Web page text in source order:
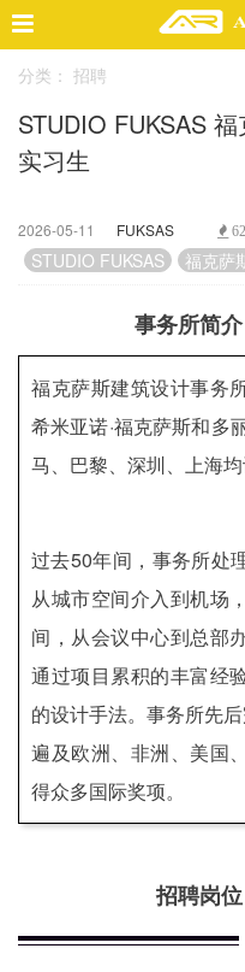
精选案例
建 筑
景 观
视 频
机 构
人 物
地 产
快速搜索
企业会员
关于投稿
广告投放
关于我们
联系我们
分类： 招聘
STUDIO FUKSAS
实习生
2026-05-11 FUKSAS
STUDIO FUKSAS 福克萨
事务所简
福克萨斯建筑设计事务
希米亚诺·福克萨斯和多
马、巴黎、深圳、上海均
过去50年间，事务所处
从城市空间介入到机场
间，从会议中心到总部
通过项目累积的丰富经
的设计手法。事务所先
遍及欧洲、非洲、美国
得众多国际奖项。
招聘岗